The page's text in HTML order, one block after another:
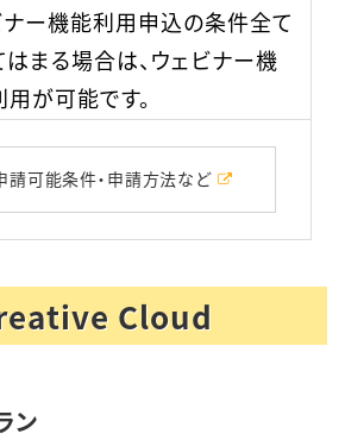
ナー機能利用申込の条件全て
はまる場合は、ウェビナー機
が可能です。
請可能条件・申請方法など
Cloud
ン